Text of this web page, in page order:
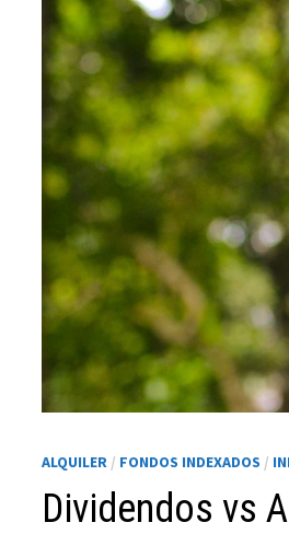
ALQUILER / FONDOS INDEXADOS /
Dividendos vs
Necesarias
Estas
cookies no
Son
necesarias
para que